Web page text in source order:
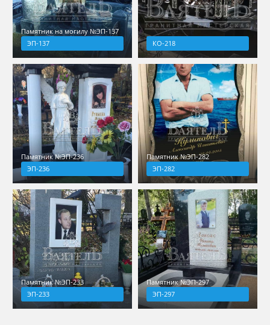
Памятник на могилу №ЭП-137
ЭП-137
КО-218
Памятник №ЭП-236
ЭП-236
Памятник №ЭП-282
ЭП-282
Памятник №ЭП-233
ЭП-233
Памятник №ЭП-297
ЭП-297